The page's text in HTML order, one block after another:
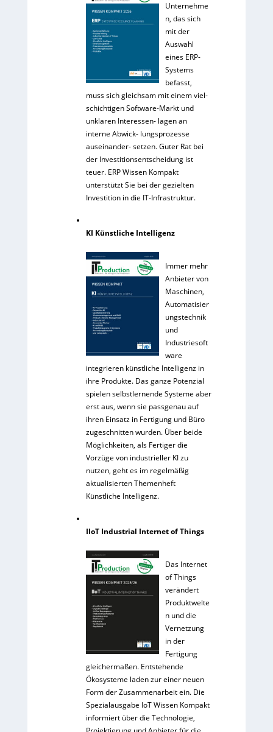
Unternehme
n, das sich
mit der
Auswahl
eines ERP-
Systems
befasst,
muss sich gleichsam mit einem viel-
schichtigen Software-Markt und
unklaren Interessen- lagen an
interne Abwick- lungsprozesse
auseinander- setzen. Guter Rat bei
der Investitionsentscheidung ist
teuer. ERP Wissen Kompakt
unterstützt Sie bei der gezielten
Investition in die IT-Infrastruktur.
KI Künstliche Intelligenz
Immer mehr
Anbieter von
Maschinen,
Automatisier
ungstechnik
und
Industriesoft
ware
integrieren künstliche Intelligenz in
ihre Produkte. Das ganze Potenzial
spielen selbstlernende Systeme aber
erst aus, wenn sie passgenau auf
ihren Einsatz in Fertigung und Büro
zugeschnitten wurden. Über beide
Möglichkeiten, als Fertiger die
Vorzüge von industrieller KI zu
nutzen, geht es im regelmäßig
aktualisierten Themenheft
Künstliche Intelligenz.
IIoT Industrial Internet of Things
Das Internet
of Things
verändert
Produktwelte
n und die
Vernetzung
in der
Fertigung
gleichermaßen. Entstehende
Ökosysteme laden zur einer neuen
Form der Zusammenarbeit ein. Die
Spezialausgabe IoT Wissen Kompakt
informiert über die Technologie,